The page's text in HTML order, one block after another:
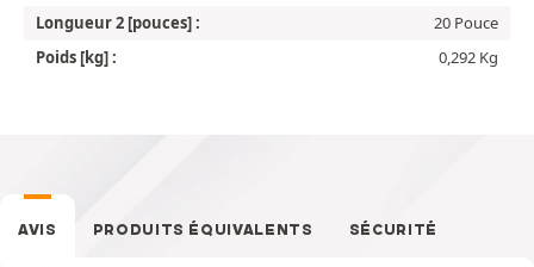
Longueur 2 [pouces] :
20 Pouce
Poids [kg] :
0,292 Kg
AVIS PRODUITS ÉQUIVALENTS SÉCURITÉ